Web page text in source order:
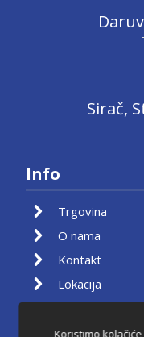
Sirač,
Info
Trgovina
O nama
Kontakt
Lokacija
Košarica
Koristimo